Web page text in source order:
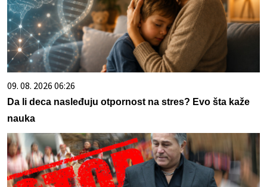
09. 08. 2026 06:26
Da li deca nasleđuju otpornost na stres? Evo šta kaže
nauka